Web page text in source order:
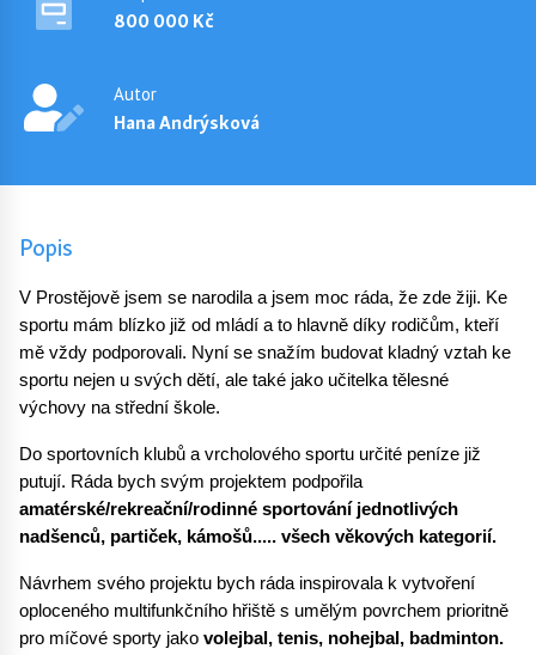
800 000 Kč
Autor
Hana Andrýsková
Popis
V Prostějově jsem se narodila a jsem moc ráda, že zde žiji. Ke
sportu mám blízko již od mládí a to hlavně díky rodičům, kteří
mě vždy podporovali. Nyní se snažím budovat kladný vztah ke
sportu nejen u svých dětí, ale také jako učitelka tělesné
výchovy na střední škole.
Do sportovních klubů a vrcholového sportu určité peníze již
amatérské/rekreační/rodinné sportování jednotlivých
nadšenců, partiček, kámošů..... všech věkových kategorií.
Návrhem svého projektu bych ráda inspirovala k vytvoření
oploceného multifunkčního hřiště s umělým povrchem prioritně
pro míčové sporty jako volejbal, tenis, nohejbal, badminton.